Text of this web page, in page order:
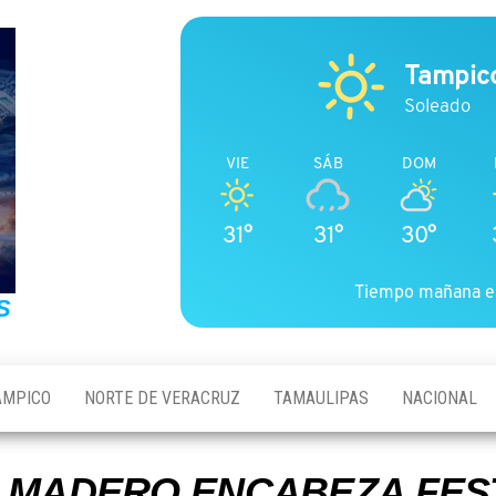
Soleado
VIE
31°
SÁB
31°
DOM
30°
Tiempo mañana
NORTE DE VERACRUZ TAMAULIPAS NACIONAL